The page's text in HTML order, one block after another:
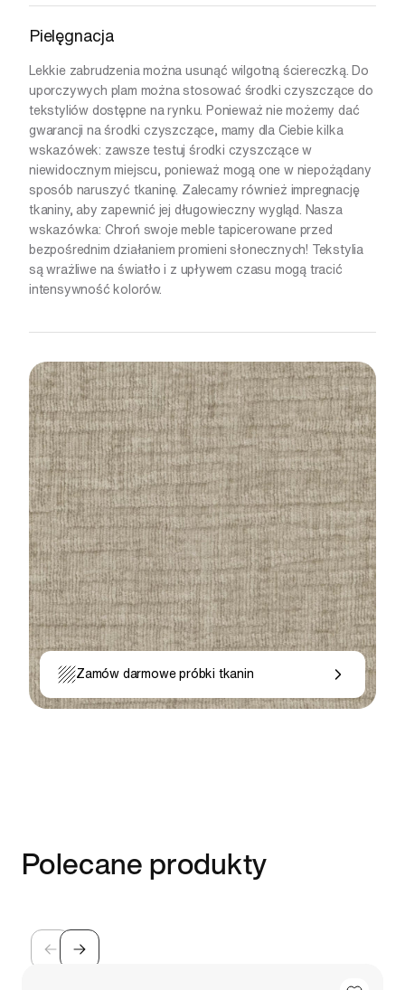
Pielęgnacja
Lekkie zabrudzenia można usunąć wilgotną ściereczką. Do
uporczywych plam można stosować środki czyszczące do
tekstyliów dostępne na rynku. Ponieważ nie możemy dać
gwarancji na środki czyszczące, mamy dla Ciebie kilka
wskazówek: zawsze testuj środki czyszczące w
niewidocznym miejscu, ponieważ mogą one w niepożądany
sposób naruszyć tkaninę. Zalecamy również impregnację
tkaniny, aby zapewnić jej długowieczny wygląd. Nasza
wskazówka: Chroń swoje meble tapicerowane przed
bezpośrednim działaniem promieni słonecznych! Tekstylia
są wrażliwe na światło i z upływem czasu mogą tracić
intensywność kolorów.
Zamów darmowe próbki tkanin
Polecane produkty